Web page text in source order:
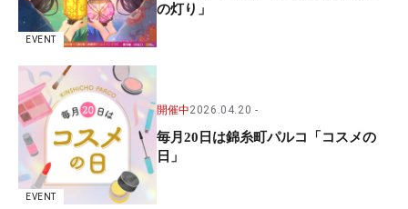
EVENT
の灯り」
EVENT
開催中2026.04.20
毎月20日は錦糸町パルコ「コスメの
日」